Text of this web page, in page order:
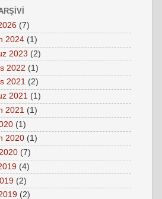
(7)
2024 (1)
2023 (2)
2022 (1)
2021 (2)
2021 (1)
2021 (1)
(1)
2020 (1)
(7)
(4)
(2)
(2)